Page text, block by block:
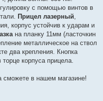
с помощью винтов в
Прицел лазерный,
корпус устойчив к ударам и
на планку 11мм (ласточкин
металлическое на ствол
два крепления. Кнопка
корпуса прицела.
сможете в нашем магазине!